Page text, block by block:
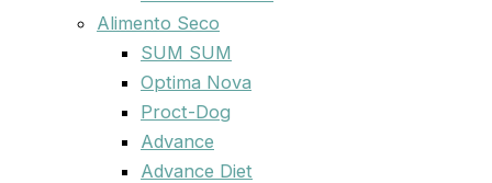
Alimento Seco
SUM SUM
Optima Nova
Proct-Dog
Advance
Advance Diet